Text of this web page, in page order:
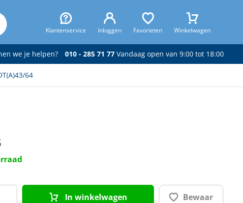
Klantenservice Inloggen Favorieten Winkelwagen
we je helpen? 010 - 285 71 77Vandaag open van 9:00 tot 18:00
64
In winkelwagen Bewaar